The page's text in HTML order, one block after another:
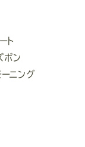
ト
ボン
ニング